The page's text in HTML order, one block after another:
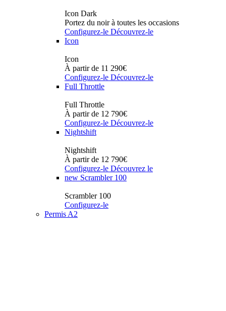
Icon Dark
Portez du noir à toutes les occasions
Configurez-le Découvrez-le
Icon
Icon
À partir de 11 290€
Configurez-le Découvrez-le
Full Throttle
Full Throttle
À partir de 12 790€
Configurez-le Découvrez-le
Nightshift
Nightshift
À partir de 12 790€
Configurez-le Découvrez le
new Scrambler 100
Scrambler 100
Configurez-le
Permis A2